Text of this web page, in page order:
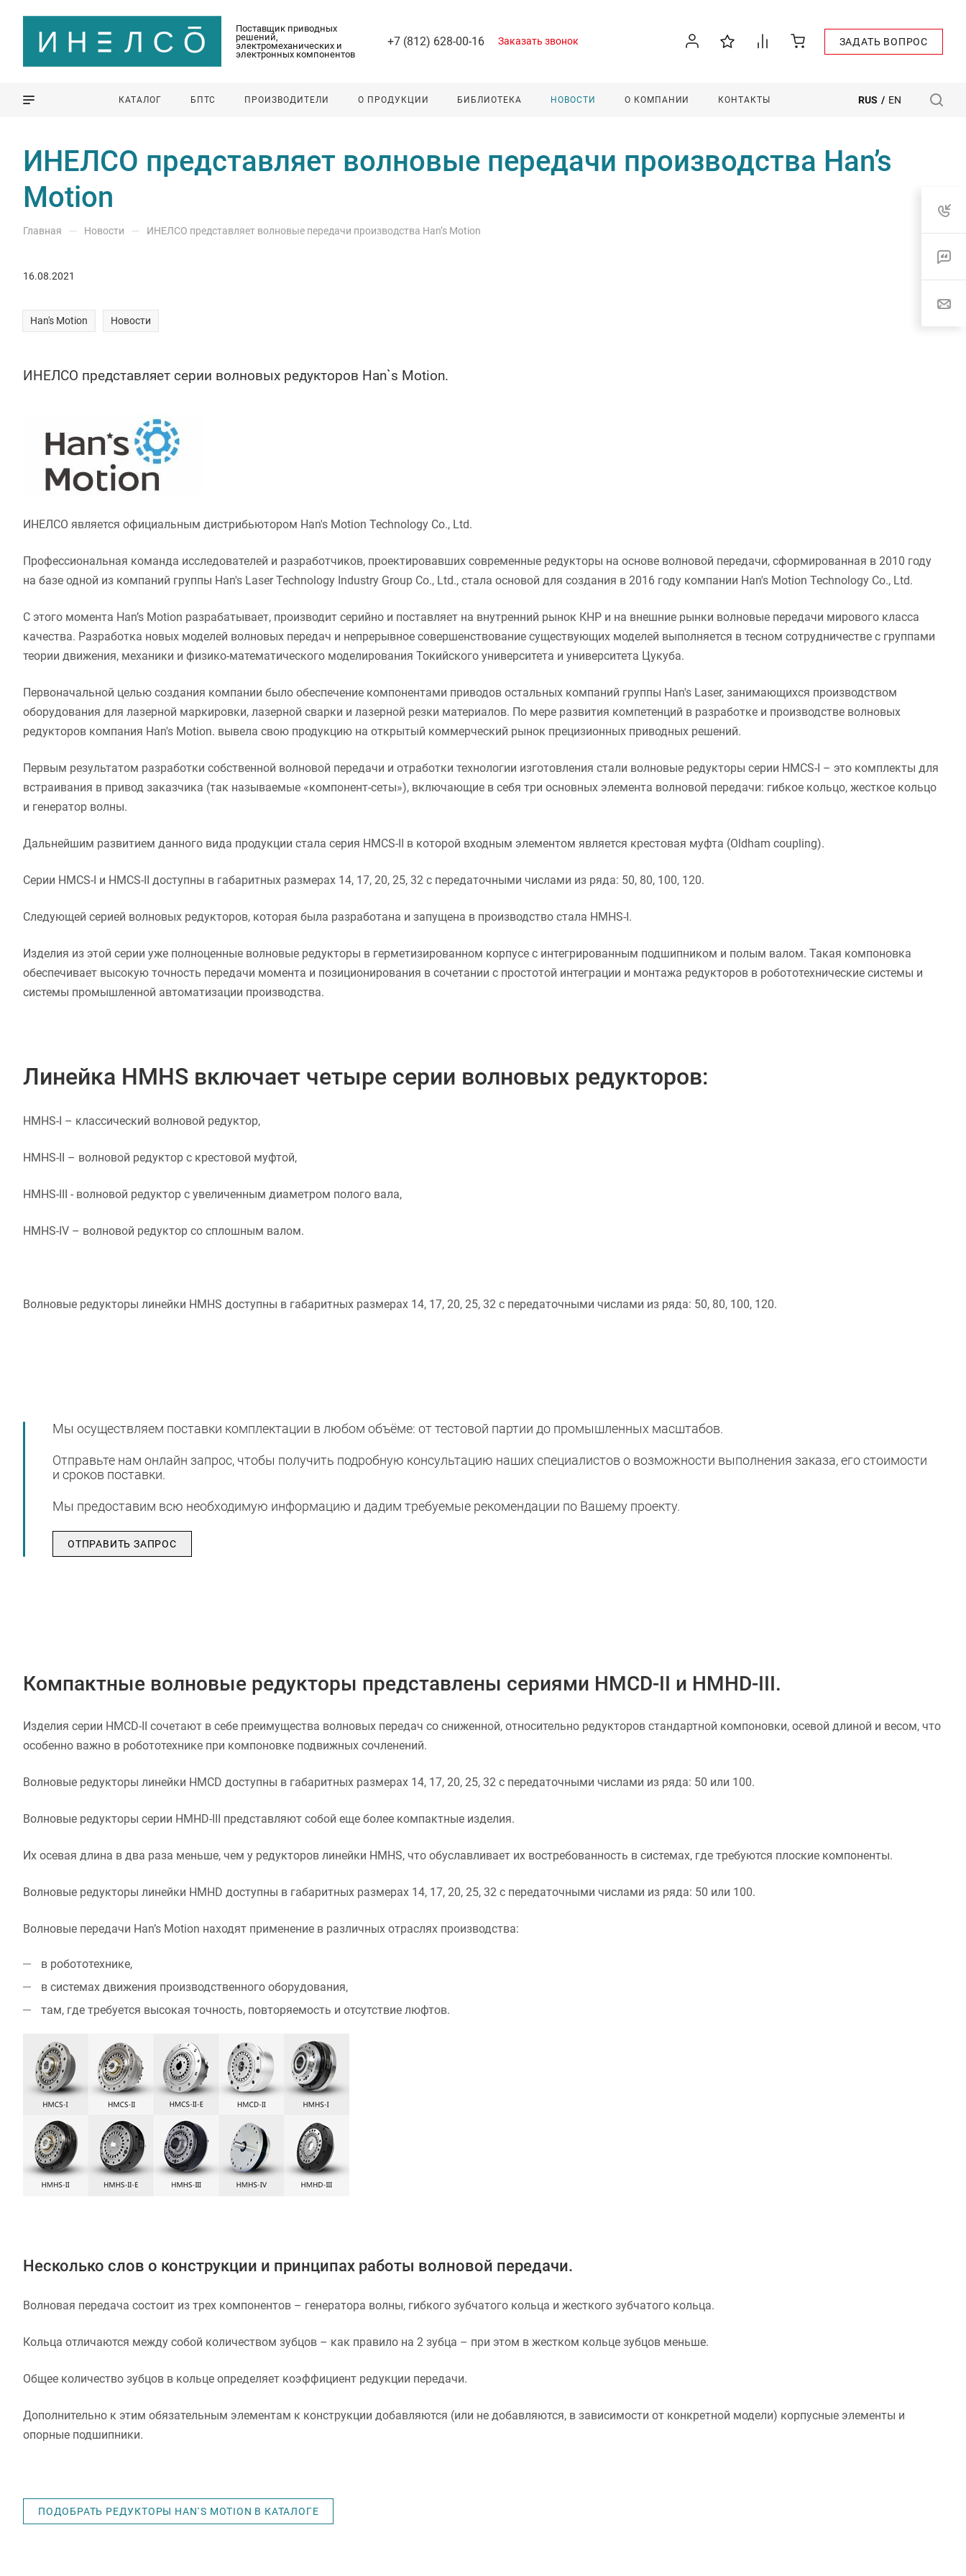
Поставщик приводных
решений,
электромеханических и
электронных компонентов
+7 (812) 628-00-16 Заказать звонок ЗАДАТЬ ВОПРОС
КАТАЛОГ БПТС ПРОИЗВОДИТЕЛИ О ПРОДУКЦИИ БИБЛИОТЕКА НОВОСТИ О КОМПАНИИ КОНТАКТЫ RUS / EN
ИНЕЛСО представляет волновые передачи производства Han’s
Motion
Главная — Новости — ИНЕЛСО представляет волновые передачи производства Han’s Motion
16.08.2021
Han's Motion Новости
ИНЕЛСО представляет серии волновых редукторов Han`s Motion.
ИНЕЛСО является официальным дистрибьютором Han's Motion Technology Co., Ltd.
Профессиональная команда исследователей и разработчиков, проектировавших современные редукторы на основе волновой передачи, сформированная в 2010 году
на базе одной из компаний группы Han's Laser Technology Industry Group Co., Ltd., стала основой для создания в 2016 году компании Han's Motion Technology Co., Ltd.
С этого момента Han’s Motion разрабатывает, производит серийно и поставляет на внутренний рынок КНР и на внешние рынки волновые передачи мирового класса
качества. Разработка новых моделей волновых передач и непрерывное совершенствование существующих моделей выполняется в тесном сотрудничестве с группами
теории движения, механики и физико-математического моделирования Токийского университета и университета Цукуба.
Первоначальной целью создания компании было обеспечение компонентами приводов остальных компаний группы Han's Laser, занимающихся производством
оборудования для лазерной маркировки, лазерной сварки и лазерной резки материалов. По мере развития компетенций в разработке и производстве волновых
редукторов компания Han's Motion. вывела свою продукцию на открытый коммерческий рынок прецизионных приводных решений.
Первым результатом разработки собственной волновой передачи и отработки технологии изготовления стали волновые редукторы серии HMCS-I – это комплекты для
встраивания в привод заказчика (так называемые «компонент-сеты»), включающие в себя три основных элемента волновой передачи: гибкое кольцо, жесткое кольцо
и генератор волны.
Дальнейшим развитием данного вида продукции стала серия HMCS-II в которой входным элементом является крестовая муфта (Oldham coupling).
Серии HMCS-I и HMCS-II доступны в габаритных размерах 14, 17, 20, 25, 32 с передаточными числами из ряда: 50, 80, 100, 120.
Следующей серией волновых редукторов, которая была разработана и запущена в производство стала HMHS-I.
Изделия из этой серии уже полноценные волновые редукторы в герметизированном корпусе с интегрированным подшипником и полым валом. Такая компоновка
обеспечивает высокую точность передачи момента и позиционирования в сочетании с простотой интеграции и монтажа редукторов в робототехнические системы и
системы промышленной автоматизации производства.
Линейка HMHS включает четыре серии волновых редукторов:
HMHS-I – классический волновой редуктор,
HMHS-II – волновой редуктор с крестовой муфтой,
HMHS-III - волновой редуктор с увеличенным диаметром полого вала,
HMHS-IV – волновой редуктор со сплошным валом.
Волновые редукторы линейки HMHS доступны в габаритных размерах 14, 17, 20, 25, 32 с передаточными числами из ряда: 50, 80, 100, 120.
Мы осуществляем поставки комплектации в любом объёме: от тестовой партии до промышленных масштабов.
Отправьте нам онлайн запрос, чтобы получить подробную консультацию наших специалистов о возможности выполнения заказа, его стоимости
и сроков поставки.
Мы предоставим всю необходимую информацию и дадим требуемые рекомендации по Вашему проекту.
ОТПРАВИТЬ ЗАПРОС
Компактные волновые редукторы представлены сериями HMCD-II и HMHD-III.
Изделия серии HMCD-II сочетают в себе преимущества волновых передач со сниженной, относительно редукторов стандартной компоновки, осевой длиной и весом, что
особенно важно в робототехнике при компоновке подвижных сочленений.
Волновые редукторы линейки HMCD доступны в габаритных размерах 14, 17, 20, 25, 32 с передаточными числами из ряда: 50 или 100.
Волновые редукторы серии HMHD-III представляют собой еще более компактные изделия.
Их осевая длина в два раза меньше, чем у редукторов линейки HMHS, что обуславливает их востребованность в системах, где требуются плоские компоненты.
Волновые редукторы линейки HMHD доступны в габаритных размерах 14, 17, 20, 25, 32 с передаточными числами из ряда: 50 или 100.
Волновые передачи Han’s Motion находят применение в различных отраслях производства:
в робототехнике,
в системах движения производственного оборудования,
там, где требуется высокая точность, повторяемость и отсутствие люфтов.
Несколько слов о конструкции и принципах работы волновой передачи.
Волновая передача состоит из трех компонентов – генератора волны, гибкого зубчатого кольца и жесткого зубчатого кольца.
Кольца отличаются между собой количеством зубцов – как правило на 2 зубца – при этом в жестком кольце зубцов меньше.
Общее количество зубцов в кольце определяет коэффициент редукции передачи.
Дополнительно к этим обязательным элементам к конструкции добавляются (или не добавляются, в зависимости от конкретной модели) корпусные элементы и
опорные подшипники.
ПОДОБРАТЬ РЕДУКТОРЫ HAN`S MOTION В КАТАЛОГЕ